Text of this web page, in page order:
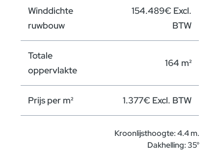
Winddichte
ruwbouw
154.489€ Excl.
BTW
Totale
oppervlakte
164 m²
Prijs per m² 1.377€ Excl. BTW
Kroonlijsthoogte: 4.4 m.
Dakhelling: 35°